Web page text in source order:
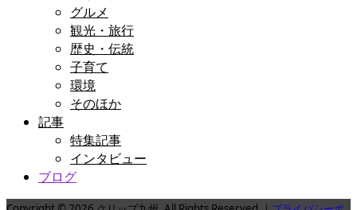
グルメ
観光・旅行
歴史・伝統
子育て
環境
そのほか
記事
特集記事
インタビュー
ブログ